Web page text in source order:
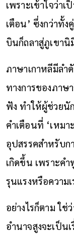
เพราะเข้าใจว่า
เตือน’ ซึ่งกว่าทั้ง
บินก็ถลาสู่ภูเขานิ
ภาษาเกาหลีมีล
ทางการของภา
ฟัง ทำให้ผู้ช่วยนั
คำเตือนที่ ‘เหม
อุปสรรคสำหรับก
เกิดขึ้น เพราะค
รุนแรงหรือความ
อย่างไรก็ตาม ใ
อำนาจสูงจะเป็น